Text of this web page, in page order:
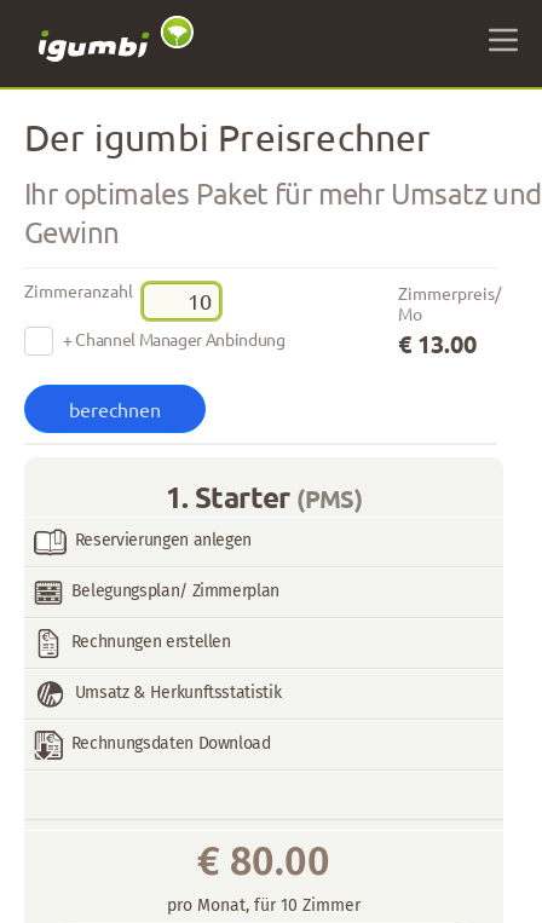
Der igumbi Preisrechner
Ihr optimales Paket für mehr Umsatzund
Gewinn
Zimmeranzahl
+ Channel Manager Anbindung
Zimmerpreis/
Mo
€ 13.00
1. Starter (PMS)
Reservierungen anlegen
Belegungsplan/ Zimmerplan
Rechnungen erstellen
Umsatz & Herkunftsstatistik
Rechnungsdaten Download
€ 80.00
pro Monat, für 10 Zimmer